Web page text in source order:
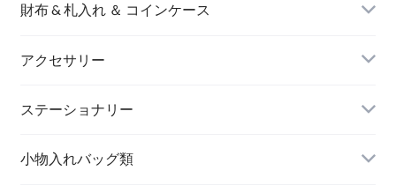
財布 & 札入れ ＆ コインケース
長財布
アクセサリー
イヤリング＆ピアス
ステーショナリー
名刺入れ
小物入れバッグ類